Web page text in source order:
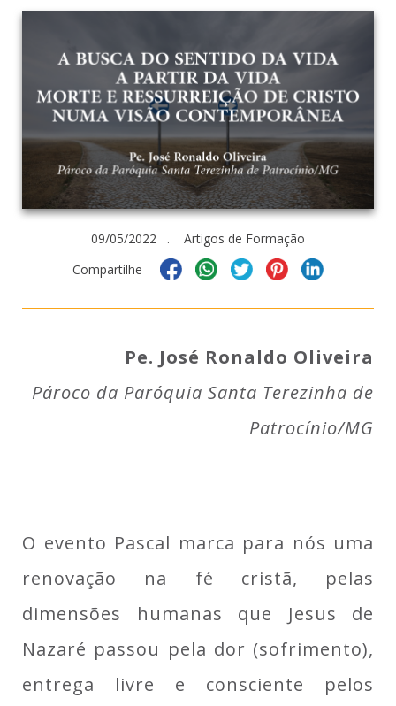
09/05/2022 . Artigos de Formação
Compartilhe
Pe. José Ronaldo Oliveira
Pároco da Paróquia Santa Terezinha de
Patrocínio/MG
O evento Pascal marca para nós uma
renovação na fé cristã, pelas
dimensões humanas que Jesus de
Nazaré passou pela dor (sofrimento),
entrega livre e consciente pelos